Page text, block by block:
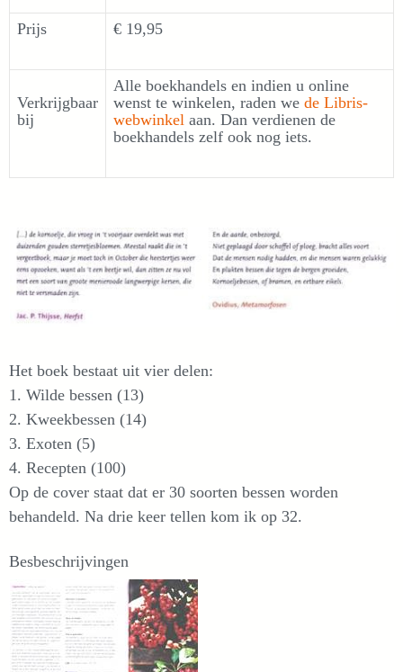
Prijs € 19,95
Verkrijgbaar
bij
Alle boekhandels en indien u online
wenst te winkelen, raden we de Libris-
webwinkel aan. Dan verdienen de
boekhandels zelf ook nog iets.
Het boek bestaat uit vier delen:
1. Wilde bessen (13)
2. Kweekbessen (14)
3. Exoten (5)
4. Recepten (100)
Op de cover staat dat er 30 soorten bessen worden
behandeld. Na drie keer tellen kom ik op 32.
Besbeschrijvingen